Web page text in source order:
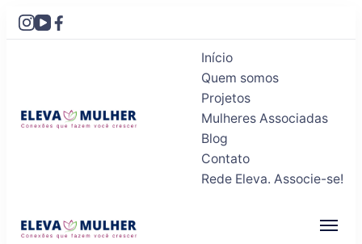
Eleva Mulher
Conexões que fazem você crescer
Início
Quem somos
Projetos
Mulheres Associadas
Blog
Contato
Rede Eleva. Associe-se!